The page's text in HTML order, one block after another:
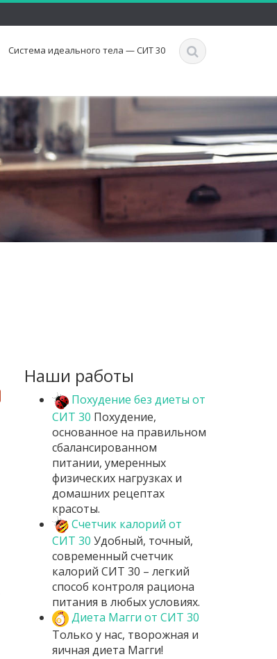
Система идеального тела — СИТ 30
Наши работы
Похудение без диеты от
СИТ 30 Похудение,
основанное на правильном
сбалансированном
питании, умеренных
физических нагрузках и
домашних рецептах
красоты.
Счетчик калорий от
СИТ 30 Удобный, точный,
современный счетчик
калорий СИТ 30 – легкий
способ контроля рациона
питания в любых условиях.
Диета Магги от СИТ 30
Только у нас, творожная и
яичная диета Магги!